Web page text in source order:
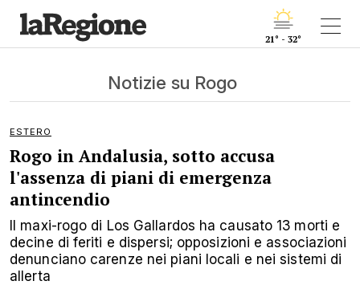
21° - 32°
Notizie su Rogo
ESTERO
Rogo in Andalusia, sotto accusa
l'assenza di piani di emergenza
antincendio
Il maxi-rogo di Los Gallardos ha causato 13 morti e
decine di feriti e dispersi; opposizioni e associazioni
denunciano carenze nei piani locali e nei sistemi di
allerta